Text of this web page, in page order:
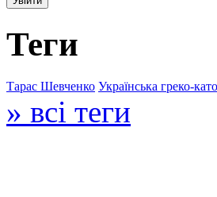
Теги
Тарас Шевченко Українська греко-
» всі теги